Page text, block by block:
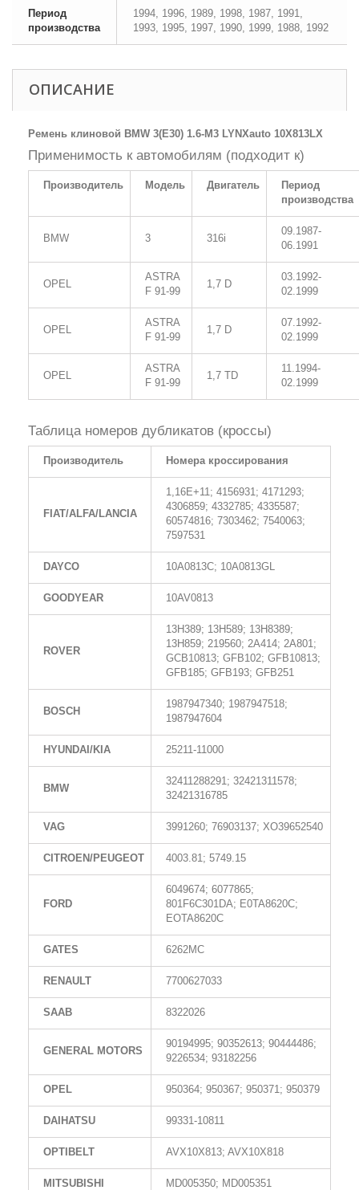
Период
производства
1994, 1996, 1989, 1998, 1987, 1991,
1993, 1995, 1997, 1990, 1999, 1988, 1992
ОПИСАНИЕ
Ремень клиновой BMW 3(E30) 1.6-M3 LYNXauto 10X813LX
Применимость к автомобилям (подходит к)
Производитель Модель Двигатель
Период
производства
BMW 3 316i
09.1987-
06.1991
OPEL
ASTRA
F 91-99
1,7 D
03.1992-
02.1999
OPEL
ASTRA
F 91-99
1,7 D
07.1992-
02.1999
OPEL
ASTRA
F 91-99
1,7 TD
11.1994-
02.1999
Таблица номеров дубликатов (кроссы)
Производитель Номера кроссирования
FIAT/ALFA/LANCIA
1,16E+11; 4156931; 4171293;
4306859; 4332785; 4335587;
60574816; 7303462; 7540063;
7597531
DAYCO 10A0813C; 10A0813GL
GOODYEAR 10AV0813
ROVER
13H389; 13H589; 13H8389;
13H859; 219560; 2A414; 2A801;
GCB10813; GFB102; GFB10813;
GFB185; GFB193; GFB251
BOSCH
1987947340; 1987947518;
1987947604
HYUNDAI/KIA 25211-11000
BMW
32411288291; 32421311578;
32421316785
VAG 3991260; 76903137; XO39652540
CITROEN/PEUGEOT 4003.81; 5749.15
FORD
6049674; 6077865;
801F6C301DA; E0TA8620C;
EOTA8620C
GATES 6262MC
RENAULT 7700627033
SAAB 8322026
GENERAL MOTORS
90194995; 90352613; 90444486;
9226534; 93182256
OPEL 950364; 950367; 950371; 950379
DAIHATSU 99331-10811
OPTIBELT AVX10X813; AVX10X818
MITSUBISHI MD005350; MD005351